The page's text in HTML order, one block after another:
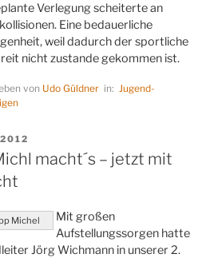
Verlegung scheiterte an
Eine bedauerliche
weil dadurch der sportliche
nicht zustande gekommen ist.
von Udo Güldner in: Jugend-
macht´s – jetzt mit
Michel
Mit großen
Aufstellungssorgen hatte
Jörg Wichmann in unserer 2.